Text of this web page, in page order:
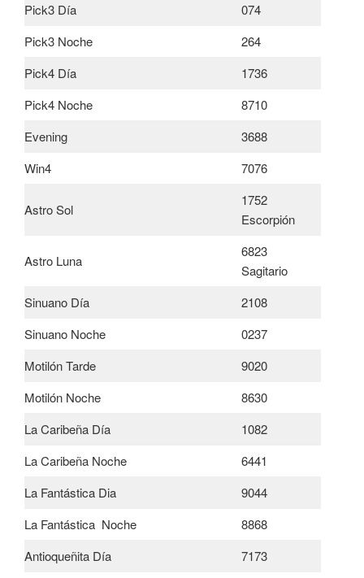
Pick3 Día
074
Pick3 Noche
264
Pick4 Día
1736
Pick4 Noche
8710
Evening
3688
Win4
7076
Astro Sol
1752
Escorpión
Astro Luna
6823
Sagitario
Sinuano Día
2108
Sinuano Noche
0237
Motilón Tarde
9020
Motilón Noche
8630
La Caribeña Día
1082
La Caribeña Noche
6441
La Fantástica Dia
9044
La Fantástica Noche
8868
Antioqueñita Día
7173